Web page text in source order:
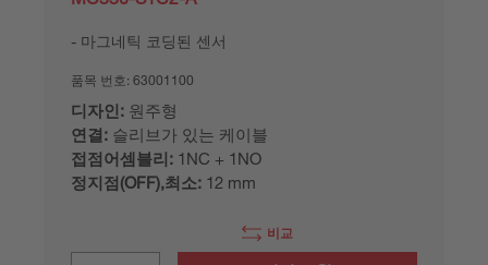
마그네틱 코딩된 센서
품목 번호: 63001100
디자인: 원주형
연결: 슬리브가 있는 케이블
접점어셈블리: 1NC + 1NO
정지점(OFF),최소: 12 mm
비교